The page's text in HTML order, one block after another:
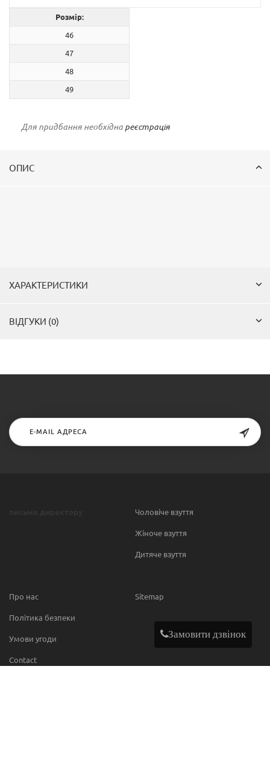
Розмір:
46
47
48
49
Для придбання необхідна реєстрація
ОПИС
ХАРАКТЕРИСТИКИ
ВІДГУКИ (0)
Чоловіче взуття
Жіноче взуття
Дитяче взуття
Про нас
Політика безпеки
Умови угоди
Contact
Sitemap
Замовити дзвінок